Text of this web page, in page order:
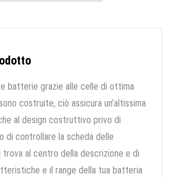
batterie grazie alle celle di ottima
costruite, ciò assicura un’altissima
al design costruttivo privo di
di controllare la scheda delle
al centro della descrizione e di
e il range della tua batteria